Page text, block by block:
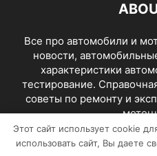
Все про автомобили и
новости,
характеристики
тестирование.
советы по ремонту и
Этот сайт использует cookie
использовать сайт, Вы даете